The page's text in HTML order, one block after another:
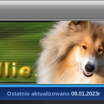
Ostatnio aktualizowano 08.01.2023r